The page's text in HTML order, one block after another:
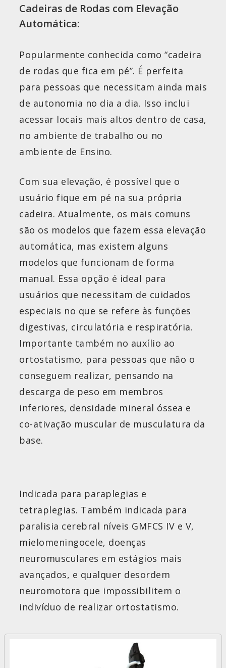
Cadeiras de Rodas com Elevação
Automática:
Popularmente conhecida como “cadeira
de rodas que fica em pé”. É perfeita
para pessoas que necessitam ainda mais
de autonomia no dia a dia. Isso inclui
acessar locais mais altos dentro de casa,
no ambiente de trabalho ou no
ambiente de Ensino.
Com sua elevação, é possível que o
usuário fique em pé na sua própria
cadeira. Atualmente, os mais comuns
são os modelos que fazem essa elevação
automática, mas existem alguns
modelos que funcionam de forma
manual. Essa opção é ideal para
usuários que necessitam de cuidados
especiais no que se refere às funções
digestivas, circulatória e respiratória.
Importante também no auxílio ao
ortostatismo, para pessoas que não o
conseguem realizar, pensando na
descarga de peso em membros
inferiores, densidade mineral óssea e
co-ativação muscular de musculatura da
base.
Indicada para paraplegias e
tetraplegias. Também indicada para
paralisia cerebral níveis GMFCS IV e V,
mielomeningocele, doenças
neuromusculares em estágios mais
avançados, e qualquer desordem
neuromotora que impossibilitem o
indivíduo de realizar ortostatismo.